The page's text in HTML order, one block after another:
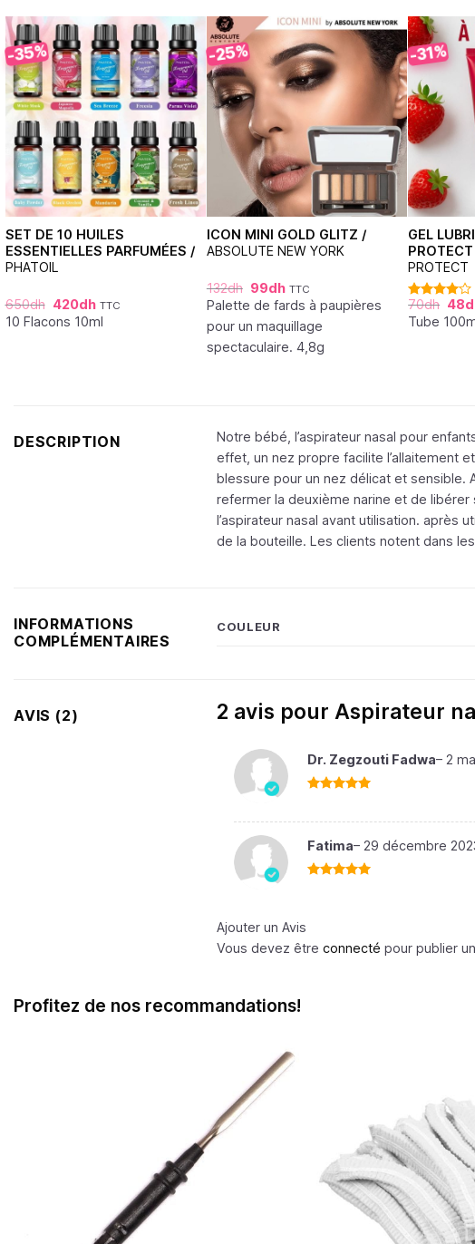
-35%
SET DE 10 HUILES
ESSENTIELLES PARFUMÉES /
PHATOIL
650dh 420dh TTC
10 Flacons 10ml
-25%
ICON MINI GOLD GLITZ /
ABSOLUTE NEW YORK
132dh 99dh TTC
Palette de fards à paupières
pour un maquillage
spectaculaire. 4,8g
-31%
GEL
PROTECT
PROTECT
Note
4.00sur
70dh 48
Tube
DESCRIPTION
Notre bébé, l’aspirateur nasal pour
effet, un nez propre facilite l’allaitement
blessure pour un nez délicat et sensible.
refermer la deuxième narine et de
l’aspirateur nasal avant utilisation. après
de la bouteille. Les clients notent dans
INFORMATIONS
COMPLÉMENTAIRES
COULEUR
AVIS (2) 2 avis pour Aspirateur
Dr. Zegzouti Fadwa– 2
Fatima– 29 décembre
Ajouter un Avis
Vous devez être connecté pour publier
Profitez de nos recommandations!